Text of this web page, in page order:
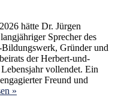
hätte Dr. Jürgen
Sprecher des
Bildungswerk, Gründer und
der Herbert-und-
vollendet. Ein
Freund und
»